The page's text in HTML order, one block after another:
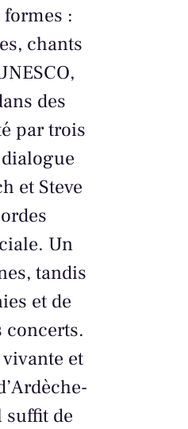
:
chants
des
par trois
et Steve
Un
tandis
et de
concerts.
et
suffit de